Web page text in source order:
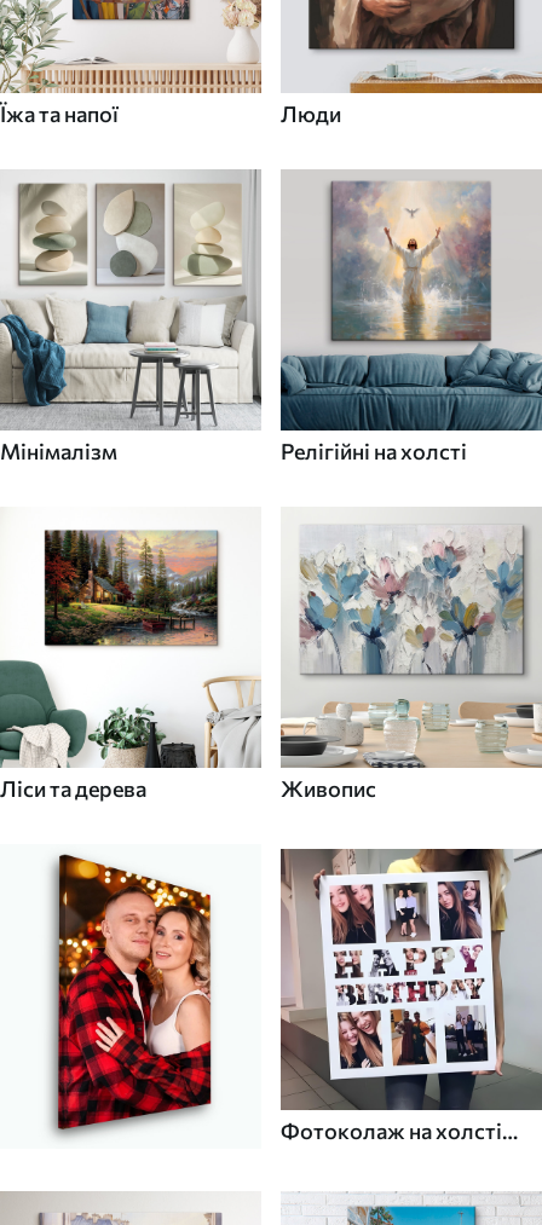
Їжа та напої Люди
Мінімалізм Релігійні на холсті
Ліси та дерева Живопис
Фотоколаж на холсті